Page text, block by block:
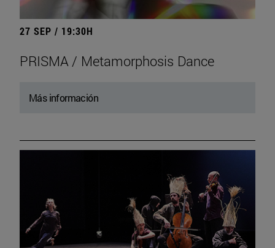
27 SEP / 19:30H
PRISMA / Metamorphosis Dance
Más información